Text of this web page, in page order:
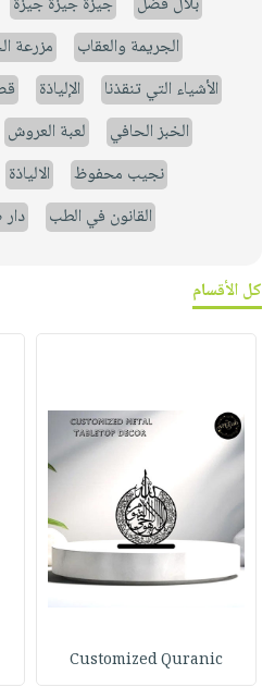
الجريمة والعقاب
مزرعة
الأشياء التي تنقذنا
الإلياذة
الخبز الحافي
لعبة العروش
نجيب محفوظ
الالياذة
القانون في الطب
كل الأقسام
Customized Quranic